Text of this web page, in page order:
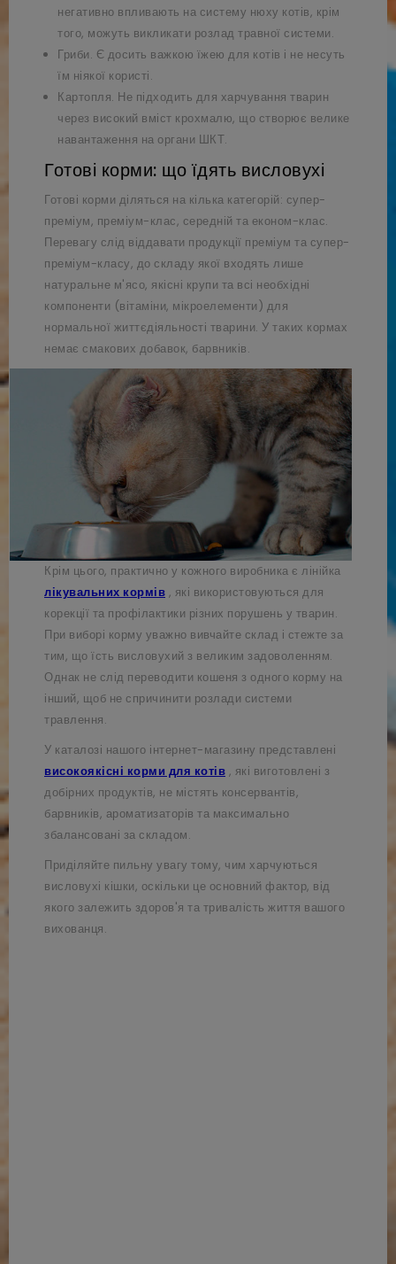
негативно впливають на систему нюху котів, крім
того, можуть викликати розлад травної системи.
Гриби. Є досить важкою їжею для котів і не несуть
їм ніякої користі.
Картопля. Не підходить для харчування тварин
через високий вміст крохмалю, що створює велике
навантаження на органи ШКТ.
Готові корми: що їдять висловухі
Готові корми діляться на кілька категорій: супер-
преміум, преміум-клас, середній та економ-клас.
Перевагу слід віддавати продукції преміум та супер-
преміум-класу, до складу якої входять лише
натуральне м'ясо, якісні крупи та всі необхідні
компоненти (вітаміни, мікроелементи) для
нормальної життєдіяльності тварини. У таких кормах
немає смакових добавок, барвників.
Крім цього, практично у кожного виробника є лінійка
лікувальних кормів , які використовуються для
корекції та профілактики різних порушень у тварин.
При виборі корму уважно вивчайте склад і стежте за
тим, що їсть висловухий з великим задоволенням.
Однак не слід переводити кошеня з одного корму на
інший, щоб не спричинити розлади системи
травлення.
У каталозі нашого інтернет-магазину представлені
високоякісні корми для котів , які виготовлені з
добірних продуктів, не містять консервантів,
барвників, ароматизаторів та максимально
збалансовані за складом.
Приділяйте пильну увагу тому, чим харчуються
висловухі кішки, оскільки це основний фактор, від
якого залежить здоров'я та тривалість життя вашого
вихованця.